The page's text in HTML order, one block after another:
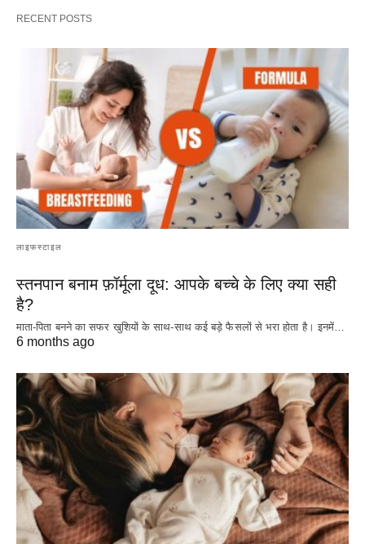
RECENT POSTS
लाइफस्टाइल
स्तनपान बनाम फ़ॉर्मूला दूध: आपके बच्चे के लिए क्या सही
है?
माता-पिता बनने का सफर खुशियों के साथ-साथ कई बड़े फैसलों से भरा होता है। इनमें…
6 months ago